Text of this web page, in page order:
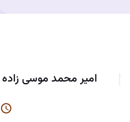
امیر محمد موسی زاده